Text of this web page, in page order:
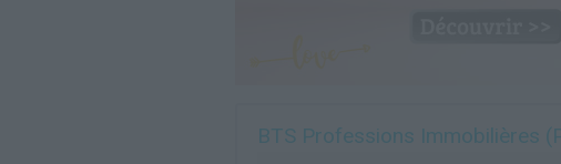
BTS Professions Immobilières